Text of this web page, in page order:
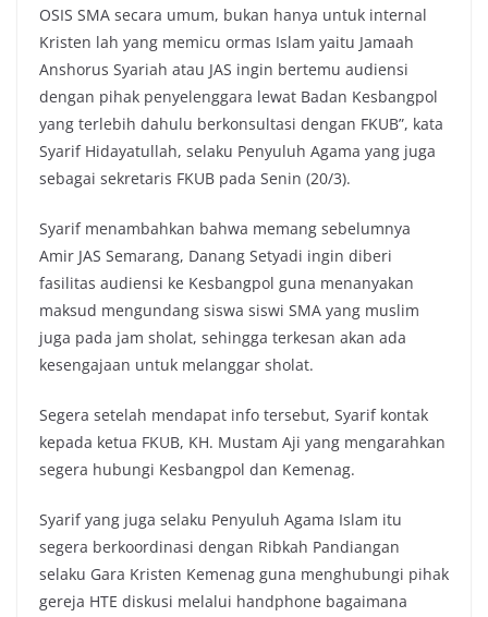
OSIS SMA secara umum, bukan hanya untuk internal
Kristen lah yang memicu ormas Islam yaitu Jamaah
Anshorus Syariah atau JAS ingin bertemu audiensi
dengan pihak penyelenggara lewat Badan Kesbangpol
yang terlebih dahulu berkonsultasi dengan FKUB”, kata
Syarif Hidayatullah, selaku Penyuluh Agama yang juga
sebagai sekretaris FKUB pada Senin (20/3).
Syarif menambahkan bahwa memang sebelumnya
Amir JAS Semarang, Danang Setyadi ingin diberi
fasilitas audiensi ke Kesbangpol guna menanyakan
maksud mengundang siswa siswi SMA yang muslim
juga pada jam sholat, sehingga terkesan akan ada
kesengajaan untuk melanggar sholat.
Segera setelah mendapat info tersebut, Syarif kontak
kepada ketua FKUB, KH. Mustam Aji yang mengarahkan
segera hubungi Kesbangpol dan Kemenag.
Syarif yang juga selaku Penyuluh Agama Islam itu
segera berkoordinasi dengan Ribkah Pandiangan
selaku Gara Kristen Kemenag guna menghubungi pihak
gereja HTE diskusi melalui handphone bagaimana